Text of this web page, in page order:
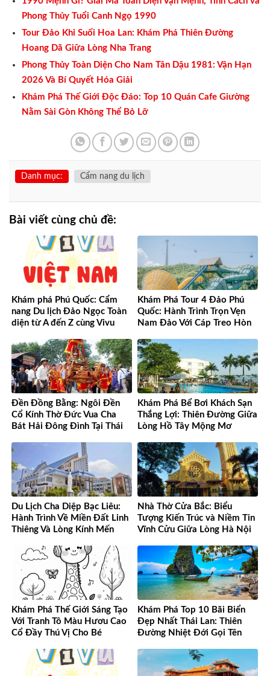
Phong Thủy Tuổi Canh Ngọ 1990
Tour Đảo Khỉ Suối Hoa Lan: Khám Phá Thiên Đường
Hoang Dã Giữa Lòng Nha Trang
Phong Thủy Toàn Diện Cho Nam Tân Dậu 1981: Vận Hạn
2026 Và Bí Quyết Hóa Giải
Khám Phá Thế Giới Độc Đáo: Top 10 Quán Cafe Giường
Nằm Sài Gòn Không Thể Bỏ Lỡ
Danh mục: Cẩm nang du lịch
Bài viết cùng chủ đề:
Khám phá Phú Quốc: Cẩm
nang Du lịch Đảo Ngọc Toàn
diện từ A đến Z cùng Vivu
Khám Phá Tour 4 Đảo Phú
Quốc: Hành Trình Trọn Vẹn
Nam Đảo Với Cáp Treo Hòn
Đền Đồng Bằng: Ngôi Đền
Cổ Kính Thờ Đức Vua Cha
Bát Hải Đông Đình Tại Thái
Khám Phá Bể Bơi Khách Sạn
Thắng Lợi: Thiên Đường Giữa
Lòng Hồ Tây Mộng Mơ
Du Lịch Cha Diệp Bạc Liêu:
Hành Trình Về Miền Đất Linh
Thiêng Và Lòng Kính Mến
Nhà Thờ Cửa Bắc: Biểu
Tượng Kiến Trúc và Niềm Tin
Vĩnh Cửu Giữa Lòng Hà Nội
Khám Phá Thế Giới Sáng Tạo
Với Tranh Tô Màu Hươu Cao
Cổ Đầy Thú Vị Cho Bé
Khám Phá Top 10 Bãi Biển
Đẹp Nhất Thái Lan: Thiên
Đường Nhiệt Đới Gọi Tên